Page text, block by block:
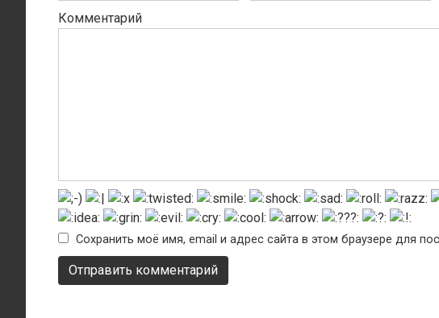
Комментарий
Сохранить моё имя, email и адрес сайта в этом браузере для